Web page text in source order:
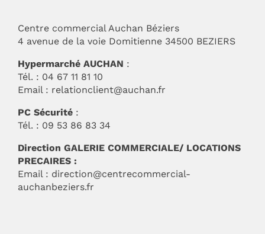
Centre commercial Auchan Béziers
4 avenue de la voie Domitienne 34500 BEZIERS
Hypermarché AUCHAN :
Tél. : 04 67 11 81 10
Email : relationclient@auchan.fr
PC Sécurité :
Tél. : 09 53 86 83 34
Direction GALERIE COMMERCIALE/ LOCATIONS
PRECAIRES :
Email : direction@centrecommercial-
auchanbeziers.fr